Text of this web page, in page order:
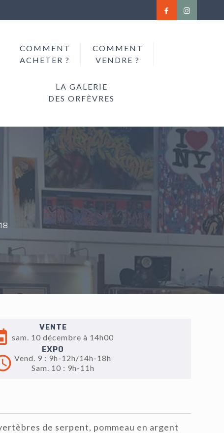
COMMENT
ACHETER ?
COMMENT
VENDRE ?
LA GALERIE
DES ORFÈVRES
VENTE
sam. 10 décembre à 14h00
EXPO
Vend. 9 : 9h-12h/14h-18h
Sam. 10 : 9h-11h
de serpent, pommeau en argent